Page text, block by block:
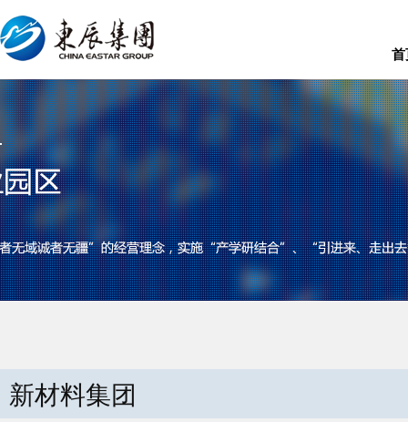
首
新材料集团